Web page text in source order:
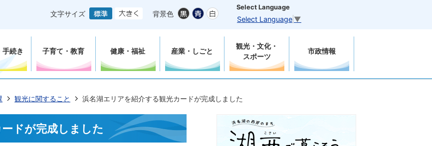
文字サイズ
背景色
Select Language
Select Language ▼
手続き 子育て・教育 健康・福祉 産業・しごと
観光・文化・
スポーツ
市政情報
観光に関すること 浜名湖エリアを紹介する観光カードが完成しました
ドが完成しました